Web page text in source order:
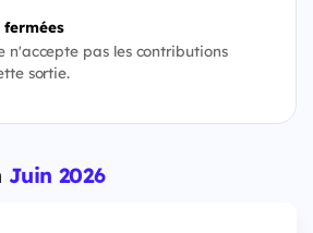
n'accepte pas les contributions
sortie.
Juin 2026